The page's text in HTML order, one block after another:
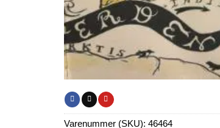
Varenummer (SKU): 46464